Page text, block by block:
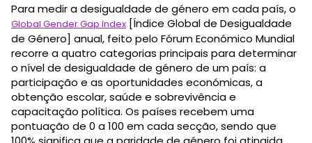
Para medir a desigualdade de género em cada país, o
Global Gender Gap Index [Índice Global de Desigualdade
de Género] anual, feito pelo Fórum Económico Mundial
recorre a quatro categorias principais para determinar
o nível de desigualdade de género de um país: a
participação e as oportunidades económicas, a
obtenção escolar, saúde e sobrevivência e
capacitação política. Os países recebem uma
pontuação de 0 a 100 em cada secção, sendo que